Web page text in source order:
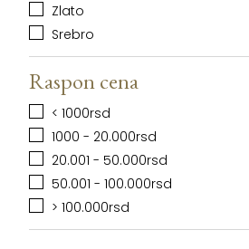
Zlato
Srebro
Raspon cena
< 1000rsd
1000 - 20.000rsd
20.001 - 50.000rsd
50.001 - 100.000rsd
> 100.000rsd